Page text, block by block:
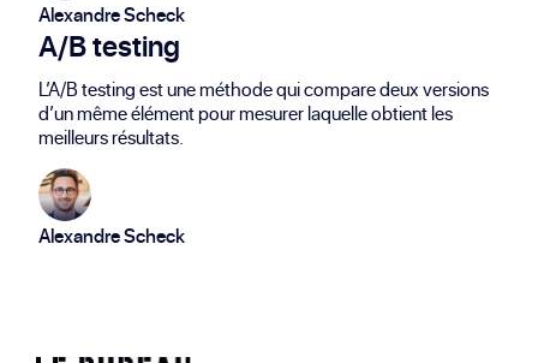
Alexandre Scheck
A/B testing
L’A/B testing est une méthode qui compare deux versions
d’un même élément pour mesurer laquelle obtient les
meilleurs résultats.
Alexandre Scheck